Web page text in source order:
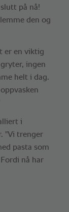
på nå!
den og
er en viktig
ingen
helt i dag.
i
"Vi trenger
pasta som
nå har